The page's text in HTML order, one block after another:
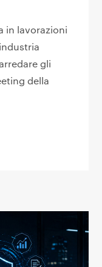
in lavorazioni
gli
della